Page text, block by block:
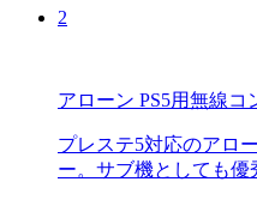
2
アローン PS5用無線コ
プレステ5対応のアロ
ー。サブ機としても優